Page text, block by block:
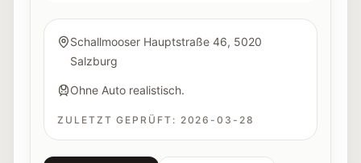
Schallmooser Hauptstraße 46, 5020
Salzburg
Ohne Auto realistisch.
ZULETZT GEPRÜFT: 2026-03-28